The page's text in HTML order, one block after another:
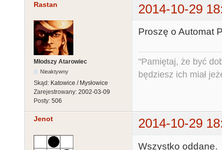
Rastan 2014-10-29
Młodszy Atarowiec
Nieaktywny
Skąd: Katowice / Mysłowice
Zarejestrowany: 2002-03-09
Posty: 506
Proszę o Automat
"Pamiętaj, że być
będziesz ich miał
Jenot 2014-10-29
Wszystko oddane.